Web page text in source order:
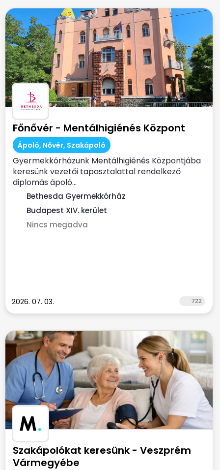
Főnővér - Mentálhigiénés Központ
Ápoló, Nővér, Szakápoló
Gyermekkórházunk Mentálhigiénés Központjába
keresünk vezetői tapasztalattal rendelkező
diplomás ápoló...
Bethesda Gyermekkórház
Budapest XIV. kerület
Nincs megadva
2026. 07. 03. 722
M.
Szakápolókat keresünk - Veszprém
Vármegyébe